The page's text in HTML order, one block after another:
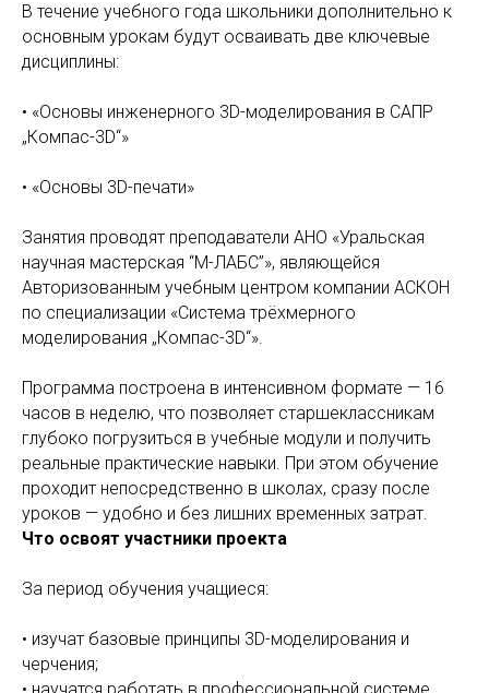
В течение учебного года школьники дополнительно к
основным урокам будут осваивать две ключевые
дисциплины:
• «Основы инженерного 3D-моделирования в САПР
„Компас-3D“»
• «Основы 3D-печати»
Занятия проводят преподаватели АНО «Уральская
научная мастерская “М-ЛАБС”», являющейся
Авторизованным учебным центром компании АСКОН
по специализации «Система трёхмерного
моделирования „Компас-3D“».
Программа построена в интенсивном формате — 16
часов в неделю, что позволяет старшеклассникам
глубоко погрузиться в учебные модули и получить
реальные практические навыки. При этом обучение
проходит непосредственно в школах, сразу после
уроков — удобно и без лишних временных затрат.
Что освоят участники проекта
За период обучения учащиеся:
• изучат базовые принципы 3D-моделирования и
черчения;